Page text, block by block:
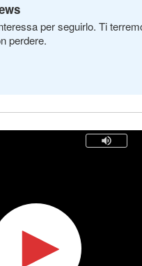
per seguirlo. Ti
perdere.